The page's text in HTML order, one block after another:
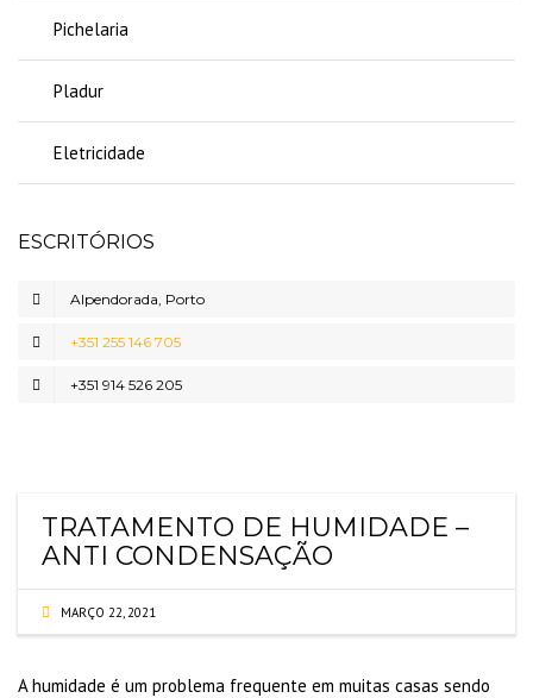
Pichelaria
Pladur
Eletricidade
ESCRITÓRIOS
Alpendorada, Porto
+351 255 146 705
+351 914 526 205
TRATAMENTO DE HUMIDADE –
ANTI CONDENSAÇÃO
MARÇO 22, 2021
A humidade é um problema frequente em muitas casas sendo